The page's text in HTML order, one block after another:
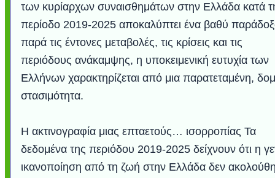
των κυρίαρχων συναισθημάτων στην Ελλάδα κατά
περίοδο 2019-2025 αποκαλύπτει ένα βαθύ
παρά τις έντονες μεταβολές, τις κρίσεις και τις
περιόδους ανάκαμψης, η υποκειμενική ευτυχία των
Ελλήνων χαρακτηρίζεται από μια παρατεταμένη,
στασιμότητα.
Η ακτινογραφία μιας επταετούς… ισορροπίας Τα
δεδομένα της περιόδου 2019-2025 δείχνουν ότι η
ικανοποίηση από τη ζωή στην Ελλάδα δεν